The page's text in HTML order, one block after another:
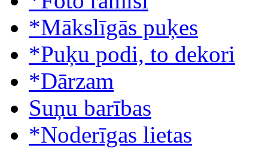
*Mākslīgās puķes
*Puķu podi, to dekori
*Dārzam
Suņu barības
*Noderīgas lietas